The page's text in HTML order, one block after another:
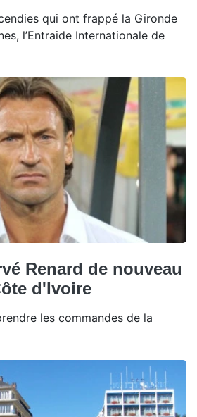
qui ont frappé la Gironde
l’Entraide Internationale de
Renard de nouveau
d'Ivoire
les commandes de la